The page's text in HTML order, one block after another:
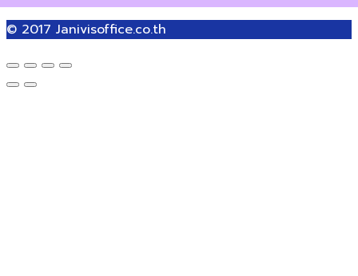
© 2017 Janivisoffice.co.th